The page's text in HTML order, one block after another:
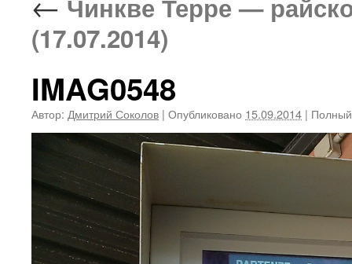
Чинкве Терре —
(17.07.2014)
IMAG0548
Автор: Дмитрий Соколов | Опубликовано 15.09.2014 |